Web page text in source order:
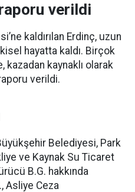
verildi
kaldırılan Erdinç, uzun
hayatta kaldı. Birçok
kazadan kaynaklı olarak
verildi.
Belediyesi, Park
ve Kaynak Su Ticaret
B.G. hakkında
Asliye Ceza